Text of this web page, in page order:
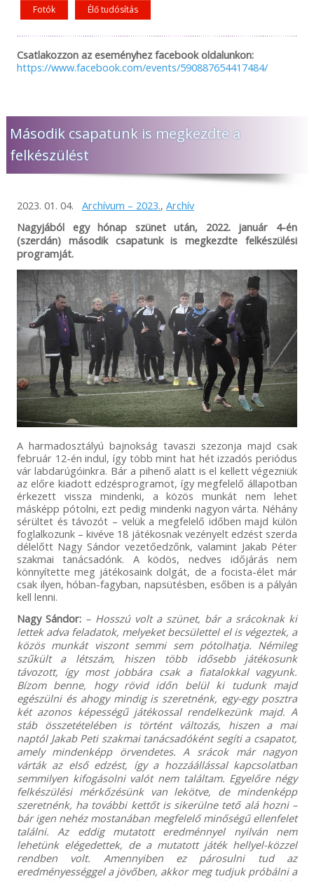
Fotók Élő tudósítás
Csatlakozzon az eseményhez facebook oldalunkon:
https://www.facebook.com/events/590887654417484/
Második csapatunk is megkezdte a
felkészülést
2023. 01. 04. Archívum – 2023., Archív
Nagyjából egy hónap szünet után, 2022. január 4-én
(szerdán) második csapatunk is megkezdte felkészülési
programját.
A harmadosztályú bajnokság tavaszi szezonja majd csak
február 12-én indul, így több mint hat hét izzadós periódus
vár labdarúgóinkra. Bár a pihenő alatt is el kellett végezniük
az előre kiadott edzésprogramot, így megfelelő állapotban
érkezett vissza mindenki, a közös munkát nem lehet
másképp pótolni, ezt pedig mindenki nagyon várta. Néhány
sérültet és távozót – velük a megfelelő időben majd külön
foglalkozunk – kivéve 18 játékosnak vezényelt edzést szerda
délelőtt Nagy Sándor vezetőedzőnk, valamint Jakab Péter
szakmai tanácsadónk. A ködös, nedves időjárás nem
könnyítette meg játékosaink dolgát, de a focista-élet már
csak ilyen, hóban-fagyban, napsütésben, esőben is a pályán
kell lenni.
Nagy Sándor: – Hosszú volt a szünet, bár a srácoknak ki
lettek adva feladatok, melyeket becsülettel el is végeztek, a
közös munkát viszont semmi sem pótolhatja. Némileg
szűkült a létszám, hiszen több idősebb játékosunk
távozott, így most jobbára csak a fiatalokkal vagyunk.
Bízom benne, hogy rövid időn belül ki tudunk majd
egészülni és ahogy mindig is szeretnénk, egy-egy posztra
két azonos képességű játékossal rendelkezünk majd. A
stáb összetételében is történt változás, hiszen a mai
naptól Jakab Peti szakmai tanácsadóként segíti a csapatot,
amely mindenképp örvendetes. A srácok már nagyon
várták az első edzést, így a hozzáállással kapcsolatban
semmilyen kifogásolni valót nem találtam. Egyelőre négy
felkészülési mérkőzésünk van lekötve, de mindenképp
szeretnénk, ha további kettőt is sikerülne tető alá hozni –
bár igen nehéz mostanában megfelelő minőségű ellenfelet
találni. Az eddig mutatott eredménnyel nyilván nem
lehetünk elégedettek, de a mutatott játék hellyel-közzel
rendben volt. Amennyiben ez párosulni tud az
eredményességgel a jövőben, akkor meg tudjuk próbálni a